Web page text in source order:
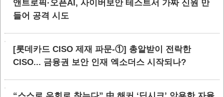
앤트로픽·오픈AI, 사이버보안 테스트서 가짜 신원 만
들어 공격 시도
[롯데카드 CISO 제재 파문-①] 총알받이 전락한
CISO... 금융권 보안 인재 엑소더스 시작되나?